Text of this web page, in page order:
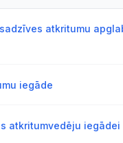
atkritumu
iegāde
atkritumvedēju iegādei